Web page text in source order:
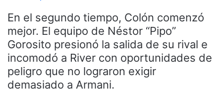
En el segundo tiempo, Colón comenzó
mejor. El equipo de Néstor “Pipo”
Gorosito presionó la salida de su rival e
incomodó a River con oportunidades de
peligro que no lograron exigir
demasiado a Armani.